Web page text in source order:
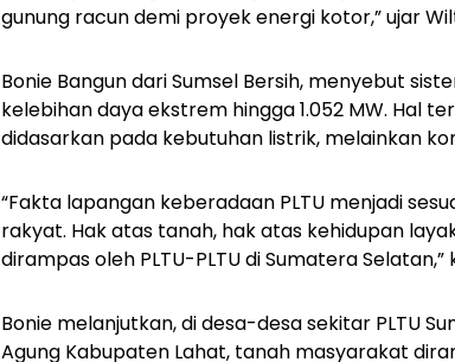
gunung racun demi proyek energi kotor,” ujar
Bonie Bangun dari Sumsel Bersih, menyebut
kelebihan daya ekstrem hingga 1.052 MW. Hal
didasarkan pada kebutuhan listrik, melainkan
“Fakta lapangan keberadaan PLTU menjadi
rakyat. Hak atas tanah, hak atas kehidupan
dirampas oleh PLTU-PLTU di Sumatera Selatan,”
Bonie melanjutkan, di desa-desa sekitar PLTU
Agung Kabupaten Lahat, tanah masyarakat